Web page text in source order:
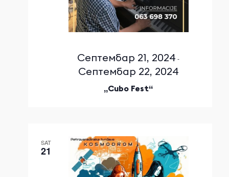
„Cubo Fest“
Септембар 21, 2024 -
Септембар 22, 2024
SAT
21